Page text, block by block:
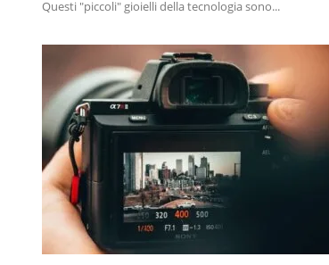
Questi "piccoli" gioielli della tecnologia sono...